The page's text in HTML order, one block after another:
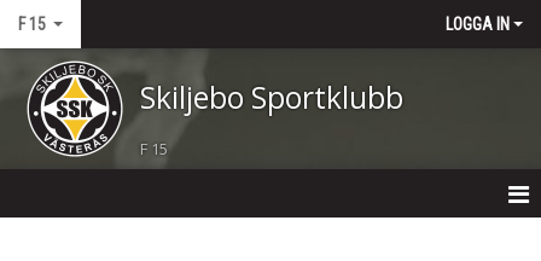
F 15 LOGGA IN
Skiljebo Sportklubb
F 15